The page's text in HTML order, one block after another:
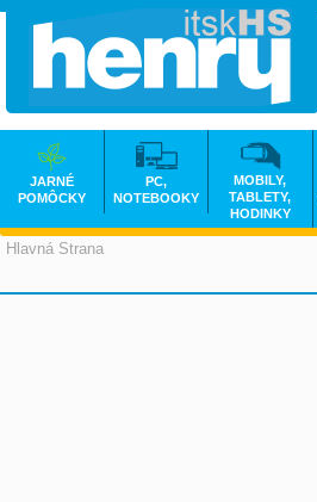
Hlavná Strana
JARNÉ
POMÔCKY
PC,
NOTEBOOKY
MOBILY,
TABLETY,
HODINKY